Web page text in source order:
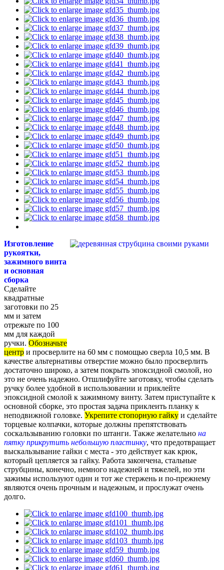
Изготовление
рукоятки,
зажимного винта
и основная
сборка
Сделайте
квадратные
заготовки по 25
мм и затем
отрежьте по 100
мм для каждой
ручки. Обозначьте
центр и просверлите на 60 мм с помощью сверла 10,5 мм. В
качестве альтернативы отверстие можно было просверлить
достаточно широко, а затем покрыть эпоксидной смолой, но
это не очень надежно. Отшлифуйте заготовку, чтобы сделать
ручку более удобной в использовании и приклейте
эпоксидной смолой к зажимному винту. Затем приступайте к
основной сборке, это простая задача приклеить планку к
неподвижной головке. Укрепите стопорную гайку и сделайте
торцевые колпачки, которые должны препятствовать
соскальзыванию головки по штанги. Также желательно на
пятку прикрутить небольшую пластинку, что предотвращает
выскальзывание гайки с места - это действует как крюк,
который цепляется за гайку. Работа закончена, стальные
струбцины, конечно, немного надежней и тяжелей, но эти
зажимы используют один и тот же стержень и по-прежнему
являются очень прочным и надежным, и прослужат очень
долго.